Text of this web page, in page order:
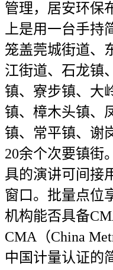
管理，居安环保
上是用一台手持
笼盖莞城街道、
江街道、石龙镇
镇、寮步镇、大
镇、樟木头镇、
镇、常平镇、谢
20余个次要镇街
具的演讲可间接
窗口。批量点位
机构能否具备
CMA（China
中国计量认证的